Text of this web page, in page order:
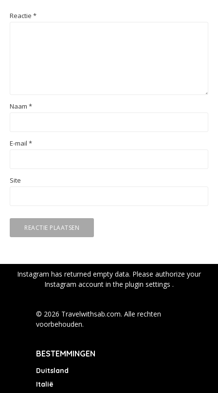
Reactie *
Naam *
E-mail *
Site
Instagram has returned empty data. Please authorize your
Instagram account in the plugin settings .
© 2026 Travelwithsab.com. Alle rechten
voorbehouden.
BESTEMMINGEN
Duitsland
Italië